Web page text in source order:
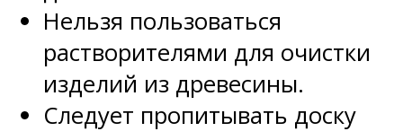
Нельзя пользоваться
растворителями для очистки
изделий из древесины.
Следует пропитывать доску